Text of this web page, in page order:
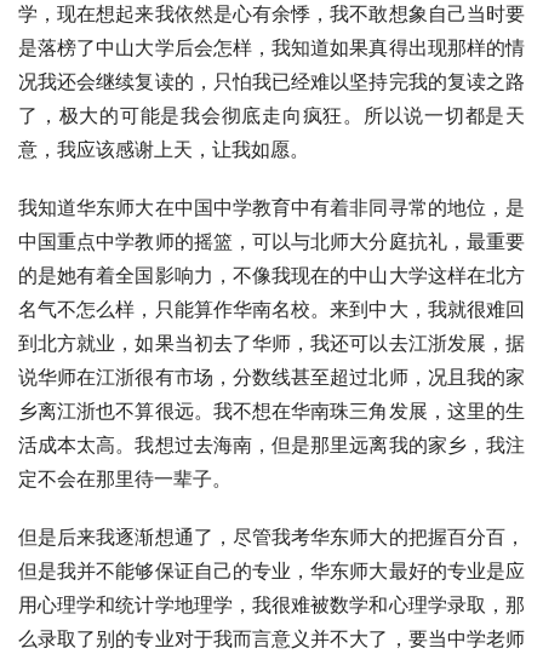
学，现在想起来我依然是心有余悸，我不敢想象自己当时要
是落榜了中山大学后会怎样，我知道如果真得出现那样的情
况我还会继续复读的，只怕我已经难以坚持完我的复读之路
了，极大的可能是我会彻底走向疯狂。所以说一切都是天
意，我应该感谢上天，让我如愿。
我知道华东师大在中国中学教育中有着非同寻常的地位，是
中国重点中学教师的摇篮，可以与北师大分庭抗礼，最重要
的是她有着全国影响力，不像我现在的中山大学这样在北方
名气不怎么样，只能算作华南名校。来到中大，我就很难回
到北方就业，如果当初去了华师，我还可以去江浙发展，据
说华师在江浙很有市场，分数线甚至超过北师，况且我的家
乡离江浙也不算很远。我不想在华南珠三角发展，这里的生
活成本太高。我想过去海南，但是那里远离我的家乡，我注
定不会在那里待一辈子。
但是后来我逐渐想通了，尽管我考华东师大的把握百分百，
但是我并不能够保证自己的专业，华东师大最好的专业是应
用心理学和统计学地理学，我很难被数学和心理学录取，那
么录取了别的专业对于我而言意义并不大了，要当中学老师